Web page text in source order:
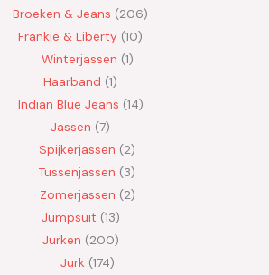
Broeken & Jeans
206
Frankie & Liberty 10
Winterjassen 1
Haarband 1
Indian Blue Jeans 14
Jassen 7
Spijkerjassen
2
Tussenjassen
3
Zomerjassen 2
Jumpsuit 13
Jurken 200
Jurk 174